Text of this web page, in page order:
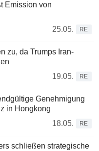
Emission von
25.05.
RE
zu, da Trumps Iran-
19.05.
RE
Genehmigung
in Hongkong
18.05.
RE
schließen strategische